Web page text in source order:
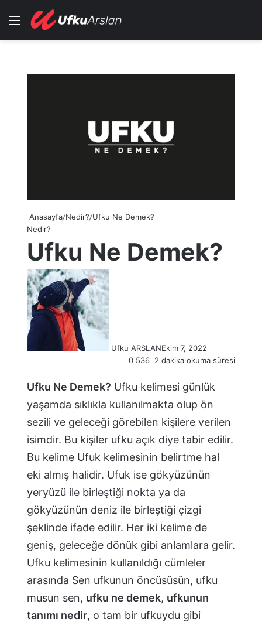
Menü
Anasayfa/Nedir?/Ufku Ne Demek?
Nedir?
Ufku Ne Demek?
Ufku ARSLANEkim 7, 2022
0 536 2 dakika okuma süresi
Ufku Ne Demek? Ufku kelimesi günlük
yaşamda sıklıkla kullanılmakta olup ön
sezili ve geleceği görebilen kişilere verilen
isimdir. Bu kişiler ufku açık diye tabir edilir.
Bu kelime Ufuk kelimesinin belirtme hal
eki almış halidir. Ufuk ise gökyüzünün
yeryüzü ile birleştiği nokta ya da
gökyüzünün deniz ile birleştiği çizgi
şeklinde ifade edilir. Her iki kelime de
geniş, geleceğe dönük gibi anlamlara gelir.
Ufku kelimesinin kullanıldığı cümleler
arasında Sen ufkunun öncüsüsün, ufku
musun sen, ufku ne demek, ufkunun
tanımı nedir, o tam bir ufkuydu gibi